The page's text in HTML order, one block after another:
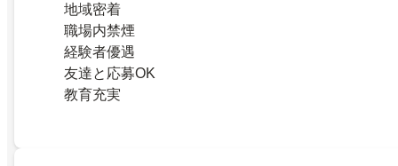
地域密着
職場内禁煙
経験者優遇
友達と応募OK
教育充実